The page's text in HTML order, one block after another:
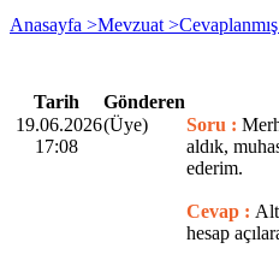
Anasayfa >Mevzuat >
Tarih
Gönderen
19.06.2026
17:08
(Üye) Soru :
aldık,
ederim.
Cevap :
hesap